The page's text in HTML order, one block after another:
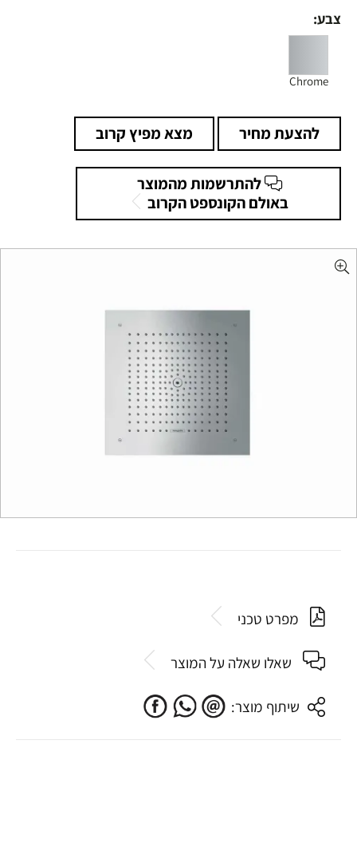
צבע:
Chrome
להצעת מחיר מצא מפיץ קרוב
להתרשמות מהמוצר
באולם הקונספט הקרוב
מפרט טכני
שאלו שאלה על המוצר
שיתוף מוצר: